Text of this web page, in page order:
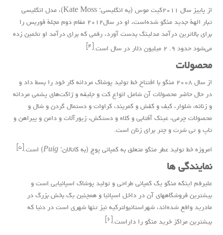
از پاییز سال ۲۰۱۱ کیت موس(بهانگلیسی
: Kate Moss)، مدل انگلیسی
تبار الهۀ جدید منگو شده‌است، او در سال۲۰۱۲ مقام دوم مجلۀ
فوربسرا
برای بالاترین درآمدمدلینگبدست آورد، رقمی که برای درآمد او تخمین زده
می‌شود حدود ۹. ۲ میلیون دلار در سال است.
[۴]
محصولات
از سال ۲۰۰۸ منگو با افتتاح خط تولید پوشاک مردانه کار خود را بسط داد و
در حال حاضر محصولات آن شامل انواع کت و جلیقه و ژاکت‌های پشمی مردانه
و زنانه، شلوار، کیف و کفش و کمربند، کراوات و دستمال گردن و شال و
محصولات چرمی، عینک آفتابی و کلاه و دستکش، زیورآلات و دامن و پیراهن و
تاپ و تی شرت و چتر برای زنان است.
امروزه خط تولید عطر منگو متعلق به کمپانی پوچ (بهکاتالان:
Puig) است.[۵]
نمایندگی ها
علیرقم اینکه منگو یک کمپانی طراحی و تولید پوشاک اسپانیایی است و
بیشترین فروشگاههای آن در داخل اسپانیا و همچنین یک بخش بزرگ در
مادریدواقع شده‌اند، شهراستانبولترکیهنیز تنها شهری است در دنیا که
بیشترین مراکز خرید منگو را داراست.[۶]